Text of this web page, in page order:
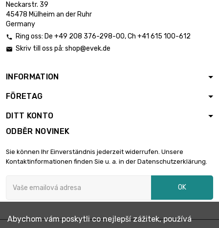
Neckarstr. 39
45478 Mülheim an der Ruhr
Germany
 Ring oss: De +49 208 376-298-00, Ch +41 615 100-612
 Skriv till oss på: shop@evek.de
INFORMATION
FÖRETAG
DITT KONTO
ODBĚR NOVINEK
Sie können Ihr Einverständnis jederzeit widerrufen. Unsere
Kontaktinformationen finden Sie u. a. in der Datenschutzerklärung.
OK
Abychom vám poskytli co nejlepší zážitek, používá